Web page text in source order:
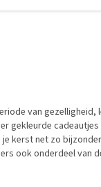
van gezelligheid,
gekleurde cadeautjes
kerst net zo
ook onderdeel van